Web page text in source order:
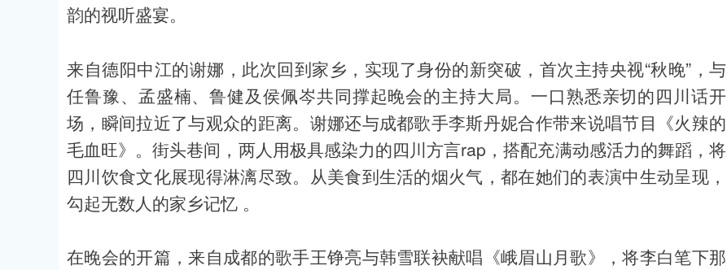
韵的视听盛宴。
来自德阳中江的谢娜，此次回到家乡，实现了身份的新突破，首次主持央视“秋晚”，与
任鲁豫、孟盛楠、鲁健及侯佩岑共同撑起晚会的主持大局。一口熟悉亲切的四川话开
场，瞬间拉近了与观众的距离。谢娜还与成都歌手李斯丹妮合作带来说唱节目《火辣的
毛血旺》。街头巷间，两人用极具感染力的四川方言rap，搭配充满动感活力的舞蹈，将
四川饮食文化展现得淋漓尽致。从美食到生活的烟火气，都在她们的表演中生动呈现，
勾起无数人的家乡记忆 。
在晚会的开篇，来自成都的歌手王铮亮与韩雪联袂献唱《峨眉山月歌》，将李白笔下那